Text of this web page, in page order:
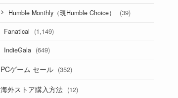
Humble Monthly（現Humble Choice） (39)
Fanatical (1,149)
IndieGala (649)
PCゲーム セール (352)
海外ストア購入方法 (12)